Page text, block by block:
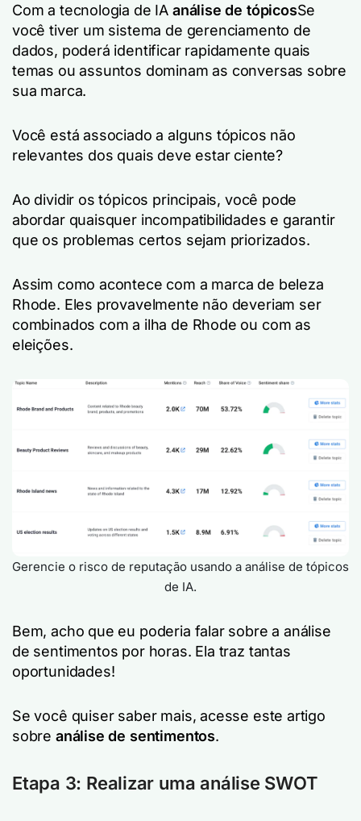
Com a tecnologia de IA análise de tópicosSe
você tiver um sistema de gerenciamento de
dados, poderá identificar rapidamente quais
temas ou assuntos dominam as conversas sobre
sua marca.
Você está associado a alguns tópicos não
relevantes dos quais deve estar ciente?
Ao dividir os tópicos principais, você pode
abordar quaisquer incompatibilidades e garantir
que os problemas certos sejam priorizados.
Assim como acontece com a marca de beleza
Rhode. Eles provavelmente não deveriam ser
combinados com a ilha de Rhode ou com as
eleições.
Gerencie o risco de reputação usando a análise de tópicos
de IA.
Bem, acho que eu poderia falar sobre a análise
de sentimentos por horas. Ela traz tantas
oportunidades!
Se você quiser saber mais, acesse este artigo
sobre análise de sentimentos.
Etapa 3: Realizar uma análise SWOT